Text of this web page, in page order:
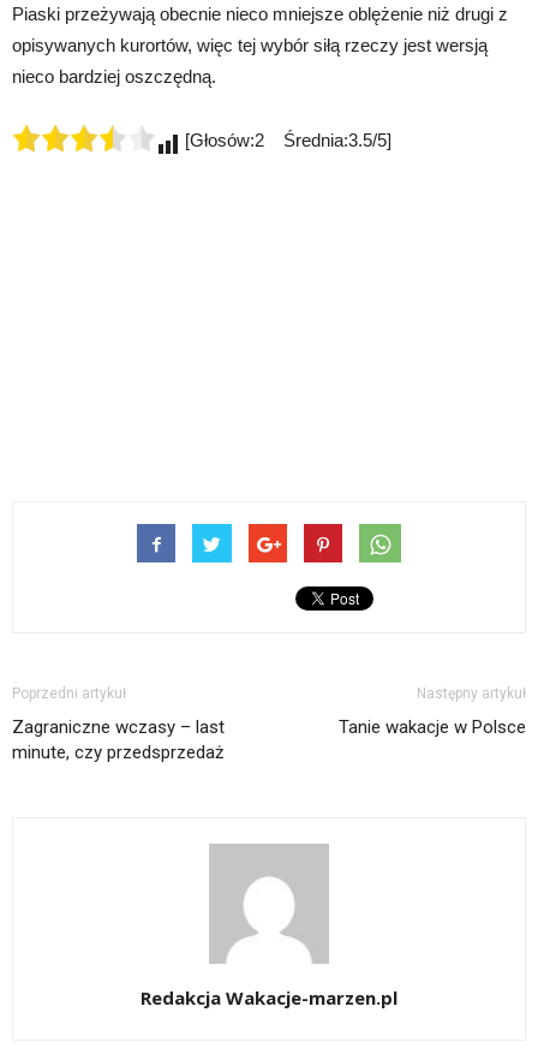
Piaski przeżywają obecnie nieco mniejsze oblężenie niż drugi z
opisywanych kurortów, więc tej wybór siłą rzeczy jest wersją
nieco bardziej oszczędną.
[Głosów:2 Średnia:3.5/5]
Poprzedni artykuł
Zagraniczne wczasy – last
minute, czy przedsprzedaż
Następny artykuł
Tanie wakacje w Polsce
Redakcja Wakacje-marzen.pl